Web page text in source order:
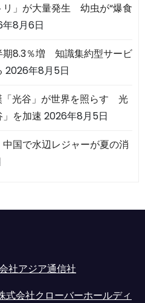
リ」が大量発生 幼虫が“爆食
8月6日
期8.3％増 知識集約型サービ
2026年8月5日
光谷」が世界を照らす 光
を加速 2026年8月5日
国で水辺レジャーが夏の消
社アジア通信社
式会社クローバーホールディ